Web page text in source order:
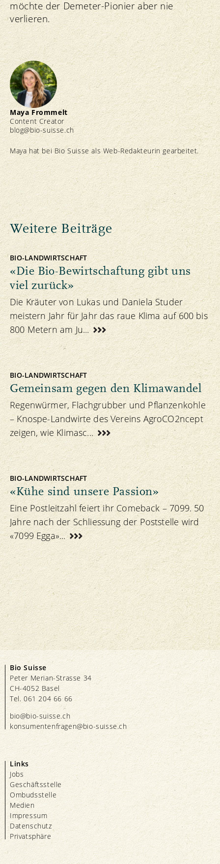
möchte der Demeter-Pionier aber nie
verlieren.
Maya Frommelt
Content Creator
blog@bio-suisse.ch
Maya hat bei Bio Suisse als Web-Redakteurin gearbeitet.
Weitere Beiträge
BIO-LANDWIRTSCHAFT
«Die Bio-Bewirtschaftung gibt uns
viel zurück»
Die Kräuter von Lukas und Daniela Studer
meistern Jahr für Jahr das raue Klima auf 600 bis
800 Metern am Ju...
BIO-LANDWIRTSCHAFT
Gemeinsam gegen den Klimawandel
Regenwürmer, Flachgrubber und Pflanzenkohle
– Knospe-Landwirte des Vereins AgroCO2ncept
zeigen, wie Klimasc...
BIO-LANDWIRTSCHAFT
«Kühe sind unsere Passion»
Eine Postleitzahl feiert ihr Comeback – 7099. 50
Jahre nach der Schliessung der Poststelle wird
«7099 Egga»...
Bio Suisse
Peter Merian-Strasse 34
CH-4052 Basel
Tel. 061 204 66 66
bio@bio-suisse.ch
konsumentenfragen@bio-suisse.ch
Links
Jobs
Geschäftsstelle
Ombudsstelle
Medien
Impressum
Datenschutz
Privatsphäre